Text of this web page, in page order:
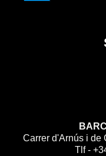
Carrer d'Arnús i de
Tlf -